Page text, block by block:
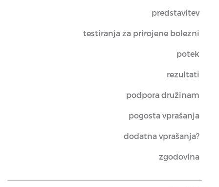
predstavitev
testiranja za prirojene bolezni
potek
rezultati
podpora družinam
pogosta vprašanja
dodatna vprašanja?
zgodovina